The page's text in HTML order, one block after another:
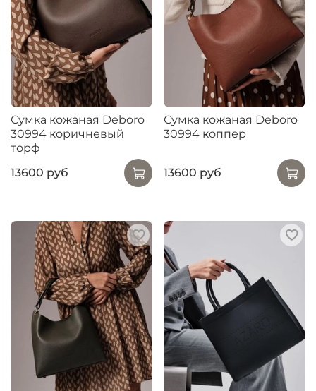
Сумка кожаная Deboro
30994 коричневый
торф
13600 руб
Сумка кожаная Deboro
30994 коппер
13600 руб